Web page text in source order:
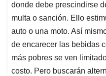
donde debe prescindirse
multa o sanción. Ello
auto o una moto. Así
de encarecer las bebidas
más pobres se ven
costo. Pero buscarán